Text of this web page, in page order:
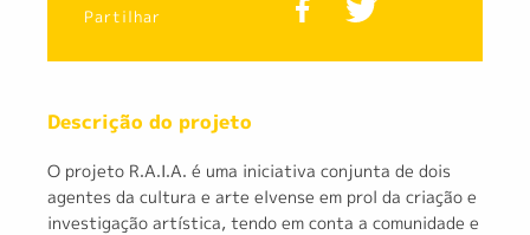
Partilhar
Descrição do projeto
O projeto R.A.I.A. é uma iniciativa conjunta de dois
agentes da cultura e arte elvense em prol da criação e
investigação artística, tendo em conta a comunidade e